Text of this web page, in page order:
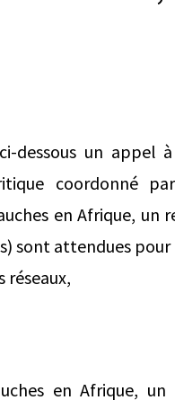
dessous un appel
coordonné
en Afrique, un
sont attendues pour
réseaux,
en Afrique, un